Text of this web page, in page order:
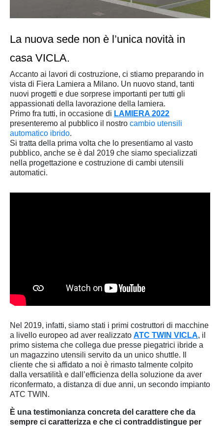
La nuova sede non è l’unica novità in
casa VICLA.
Accanto ai lavori di costruzione, ci stiamo preparando in
vista di Fiera Lamiera a Milano. Un nuovo stand, tanti
nuovi progetti e due sorprese importanti per tutti gli
appassionati della lavorazione della lamiera.
Primo fra tutti, in occasione di LAMIERA 2022
presenteremo al pubblico il nostro cambio utensili
automatico ibrido.
Si tratta della prima volta che lo presentiamo al vasto
pubblico, anche se è dal 2019 che siamo specializzati
nella progettazione e costruzione di cambi utensili
automatici.
Nel 2019, infatti, siamo stati i primi costruttori di macchine
a livello europeo ad aver realizzato ATC TWIN VICLA, il
primo sistema che collega due presse piegatrici ibride a
un magazzino utensili servito da un unico shuttle. Il
cliente che si affidato a noi è rimasto talmente colpito
dalla versatilità e dall’efficienza della soluzione da aver
riconfermato, a distanza di due anni, un secondo impianto
ATC TWIN.
È una testimonianza concreta del carattere che da
sempre ci caratterizza e che ci contraddistingue per